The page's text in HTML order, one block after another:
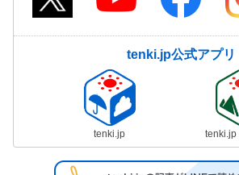
東大阪市 泉南市
交野市
阪南市
忠岡町
tenki.jp公式アプリ
tenki.jp tenki.jp